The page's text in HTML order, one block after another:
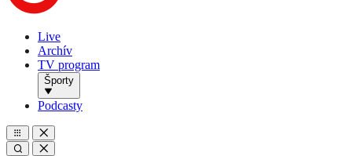
Live
Archív
TV program
Športy
Podcasty